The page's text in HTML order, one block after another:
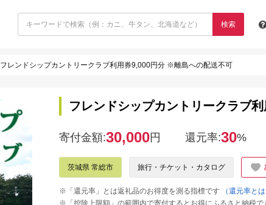
検索
フレンドシップカントリークラブ利用券9,000円分 ※離島への配送不可
フレンドシップカントリークラブ
寄付金額:30,000円 還元率:30%
茨城県 常総市 旅行・チケット・カタログ
※「還元率」とは返礼品のお得度を測る指標です
（還元率とは
※「控除上限額」の範囲内で寄付するとお得にふるさと納税で